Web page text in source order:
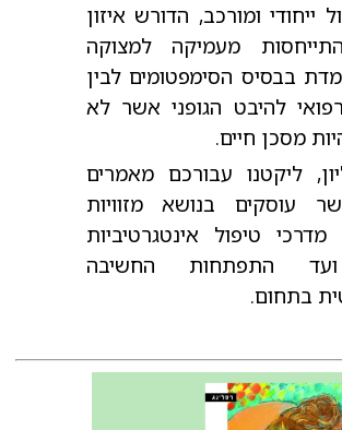
ייחודי ומורכב, הדורש איזון
מעמיקה למצוקה
בבסיס הסימפטומים לבין
להיבט הגופני אשר לא
מסכן חיים.
ליקטנו עבורכם מאמרים
עוסקים בנושא מזוויות
טיפול אינטגרטיביות
ועד התפתחות החשיבה
בתחום.